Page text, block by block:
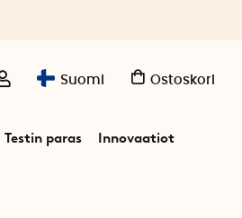
Suomi Ostoskori
Testin paras Innovaatiot